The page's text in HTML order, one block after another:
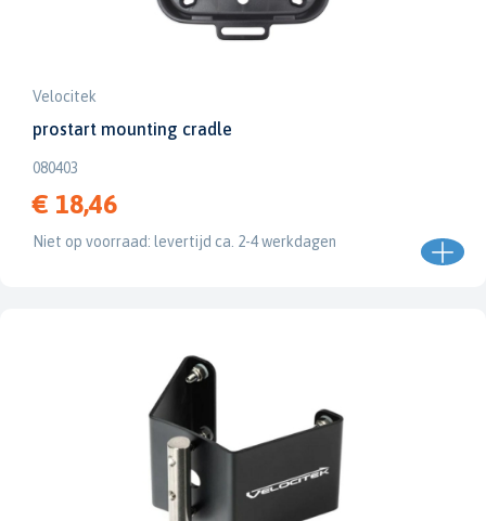
Velocitek
prostart mounting cradle
080403
€ 18,46
Niet op voorraad: levertijd ca. 2-4 werkdagen